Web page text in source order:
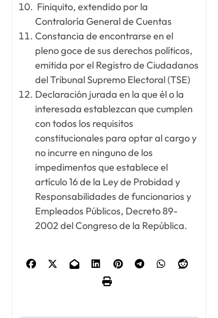
Finiquito, extendido por la
Contraloría General de Cuentas
Constancia de encontrarse en el
pleno goce de sus derechos políticos,
emitida por el Registro de Ciudadanos
del Tribunal Supremo Electoral (TSE)
Declaración jurada en la que él o la
interesada establezcan que cumplen
con todos los requisitos
constitucionales para optar al cargo y
no incurre en ninguno de los
impedimentos que establece el
artículo 16 de la Ley de Probidad y
Responsabilidades de funcionarios y
Empleados Públicos, Decreto 89-
2002 del Congreso de la República.